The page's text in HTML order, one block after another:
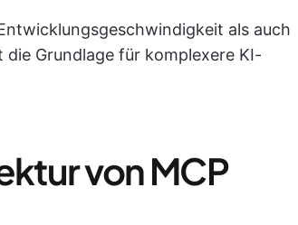
als auch
Grundlage für komplexere KI-
von MCP